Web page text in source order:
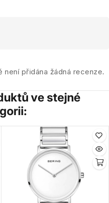
není přidána žádná recenze.
ve stejné